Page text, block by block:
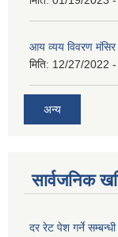
आय व्यय विवरण
मिति: 12/27/2022
अन्य
सार्वजनिक
दर रेट पेश गर्ने